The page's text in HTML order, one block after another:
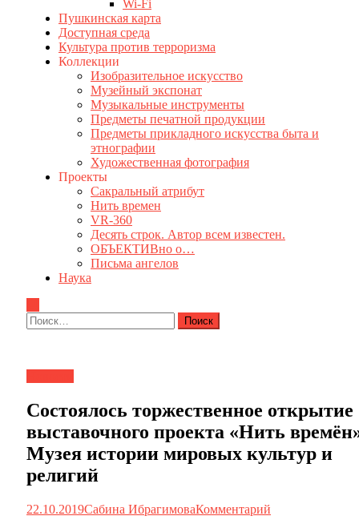
Wi-Fi
Пушкинская карта
Доступная среда
Культура против терроризма
Коллекции
Изобразительное искусство
Музейный экспонат
Музыкальные инструменты
Предметы печатной продукции
Предметы прикладного искусства быта и
этнографии
Художественная фотография
Проекты
Сакральный атрибут
Нить времен
VR-360
Десять строк. Автор всем известен.
ОБЪЕКТИВно о…
Письма ангелов
Наука
Найти:
Состоялось торжественное открытие
выставочного проекта «Нить
Музея истории мировых культур и
религий
22.10.2019Сабина ИбрагимоваКомментарий